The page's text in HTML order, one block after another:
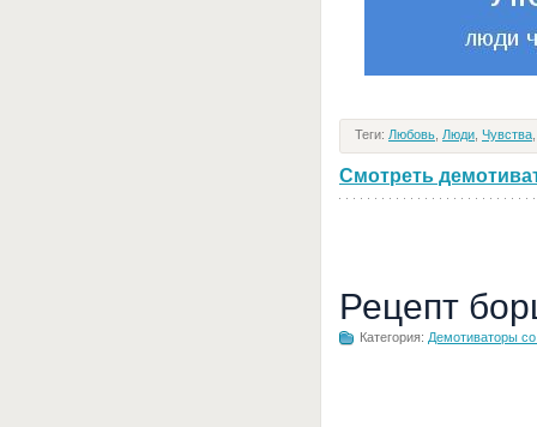
Теги: Любовь Люди Чувства
Смотреть
Рецепт
Категория: Демотиваторы